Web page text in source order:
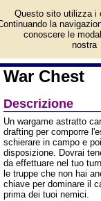
War Chest
Descrizione
Un wargame astratto
drafting per comporre
schierare in campo e
disposizione. Dovrai
da effettuare nel tuo
le truppe che non hai
chiave per dominare il
prima dei tuoi nemici.
Questo sito utilizza i
la
conoscere le
nostra